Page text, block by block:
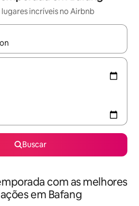
incríveis no Airbnb
estiverem disponíveis, explore-os
Buscar
com as melhores
em Bafang